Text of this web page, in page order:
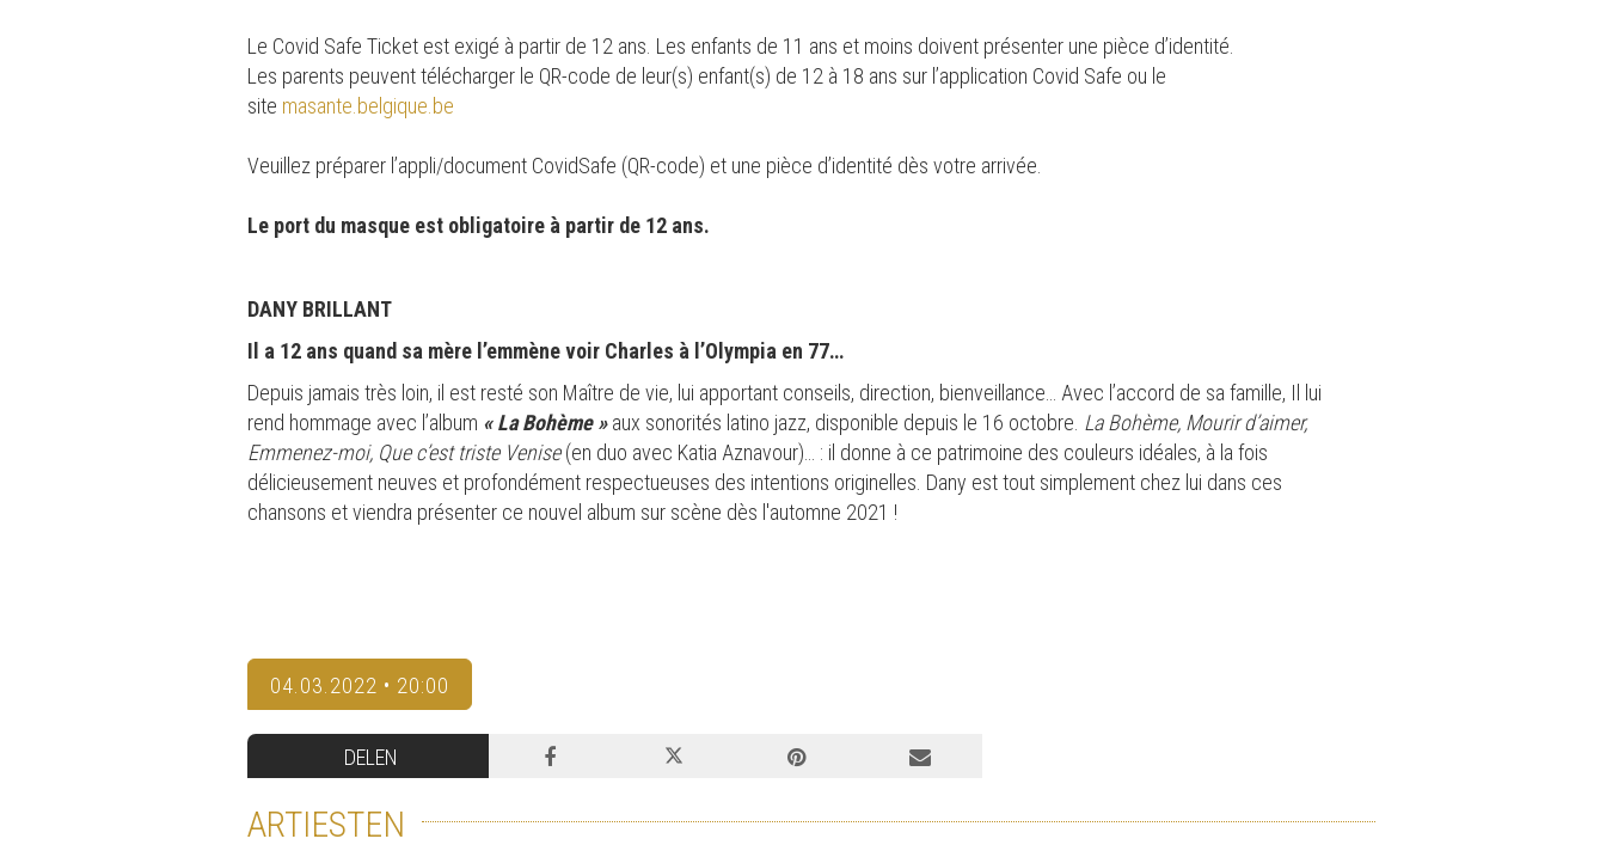
Le Covid Safe Ticket est exigé à partir de 12 ans. Les enfants de 11 ans et moins doivent présenter une pièce d’identité.
Les parents peuvent télécharger le QR-code de leur(s) enfant(s) de 12 à 18 ans sur l’application Covid Safe ou le
site masante.belgique.be
Veuillez préparer l’appli/document CovidSafe (QR-code) et une pièce d’identité dès votre arrivée.
Le port du masque est obligatoire à partir de 12 ans.
DANY BRILLANT
Il a 12 ans quand sa mère l’emmène voir Charles à l’Olympia en 77…
Depuis jamais très loin, il est resté son Maître de vie, lui apportant conseils, direction, bienveillance… Avec l’accord de sa famille, Il lui
rend hommage avec l’album « La Bohème »aux sonorités latino jazz, disponible depuis le 16 octobre. La Bohème, Mourir d’aimer,
Emmenez-moi, Que c’est triste Venise(en duo avec Katia Aznavour)… : il donne à ce patrimoine des couleurs idéales, à la fois
délicieusement neuves et profondément respectueuses des intentions originelles. Dany est tout simplement chez lui dans ces
chansons et viendra présenter ce nouvel album sur scène dès l'automne 2021 !
04.03.2022 • 20:00
DELEN
ARTIESTEN